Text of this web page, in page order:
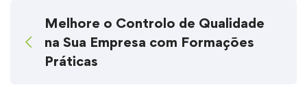
Melhore o Controlo de Qualidade
na Sua Empresa com Formações
Práticas